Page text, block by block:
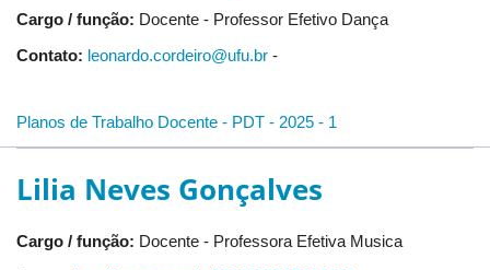
Cargo / função: Docente - Professor Efetivo Dança
Contato: leonardo.cordeiro@ufu.br -
Planos de Trabalho Docente - PDT - 2025 - 1
Lilia Neves Gonçalves
Cargo / função: Docente - Professora Efetiva Musica